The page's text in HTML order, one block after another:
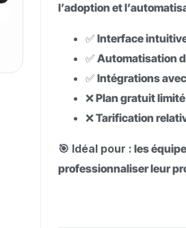
l’adoption et
✅ Interface
✅ Automatisation
✅ Intégrations
❌ Plan gratuit
❌ Tarification
🎯 Idéal pour : les
professionnaliser leur